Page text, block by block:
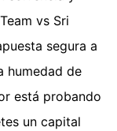
vs Sri
segura a
humedad de
está probando
un capital